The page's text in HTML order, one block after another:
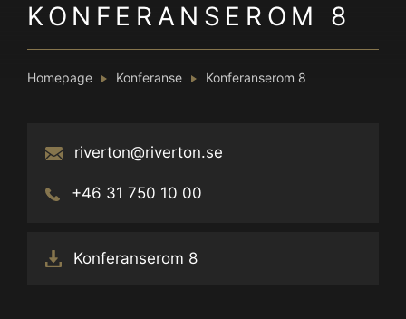
KONFERANSEROM 8
Homepage Konferanse Konferanserom 8
riverton@riverton.se
+46 31 750 10 00
Konferanserom 8